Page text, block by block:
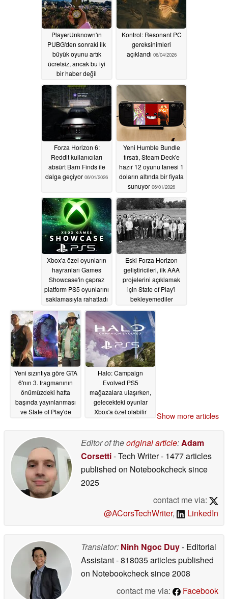
PlayerUnknown'ın
PUBG'den sonraki ilk
büyük oyunu artık
ücretsiz, ancak bu iyi
bir haber değil
06/04/2026
Kontrol: Resonant PC
gereksinimleri
açıklandı 06/04/2026
Forza Horizon 6:
Reddit kullanıcıları
absürt Barn Finds ile
dalga geçiyor 06/01/2026
Yeni Humble Bundle
fırsatı, Steam Deck'e
hazır 12 oyunu tanesi 1
doların altında bir fiyata
sunuyor 06/01/2026
Xbox'a özel oyunların
hayranları Games
Showcase'in çapraz
platform PS5 oyunlarını
saklamasıyla rahatladı
05/30/2026
Eski Forza Horizon
geliştiricileri, ilk AAA
projelerini açıklamak
için State of Play'i
bekleyemediler
05/28/2026
Yeni sızıntıya göre GTA
6'nın 3. fragmanının
önümüzdeki hafta
başında yayınlanması
ve State of Play'de
Halo: Campaign
Evolved PS5
mağazalara ulaşırken,
gelecekteki oyunlar
Xbox'a özel olabilir
Show more articles
Editor of theoriginal article:Adam
Corsetti- Tech Writer- 1477 articles
published on Notebookchecksince
2025
contact me via:
@ACorsTechWriter, LinkedIn
Translator: Ninh Ngoc Duy- Editorial
Assistant- 818035 articles published
on Notebookchecksince 2008
contact me via:
Facebook